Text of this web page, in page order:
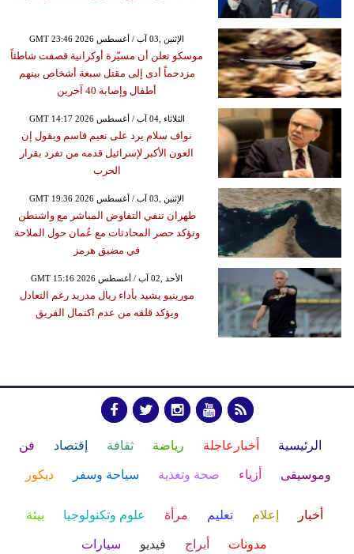
GMT 23:46 2026 الإثنين ,03 آب / أغسطس
موسكو تعلن أن مسيّرة أوكرانية قصفت شاطئاً
مزدحماً أدى إلى مقتل سبعة أشخاص بينهم
أطفال وإصابة 40 آخرين
GMT 14:17 2026 الثلاثاء ,04 آب / أغسطس
نواف سلام يرد على نعيم قاسم ويقول إن
العون الأكبر لإسرائيل قدمه من تفرد بقرار
الحرب
GMT 19:36 2026 الإثنين ,03 آب / أغسطس
طهران تنفي التفاوض المباشر مع واشنطن
وتؤكد حصر المحادثات مع عُمان حول الملاحة
في مضيق هرمز
GMT 15:16 2026 الأحد ,02 آب / أغسطس
مورينيو يشيد بأداء ريال مدريد رغم التعادل
ويؤكد قلقه من عدم اكتمال الفريق
الرئيسية أخبارعاجلة رياضة ثقافة إقتصاد فن
وموسيقى أزياء صحة وتغذية سياحة وسفر ديكور
أخبار إعلام تعليم مرأة علوم وتكنولوجيا بيئة
مدونات أبراج فيديو سيارات